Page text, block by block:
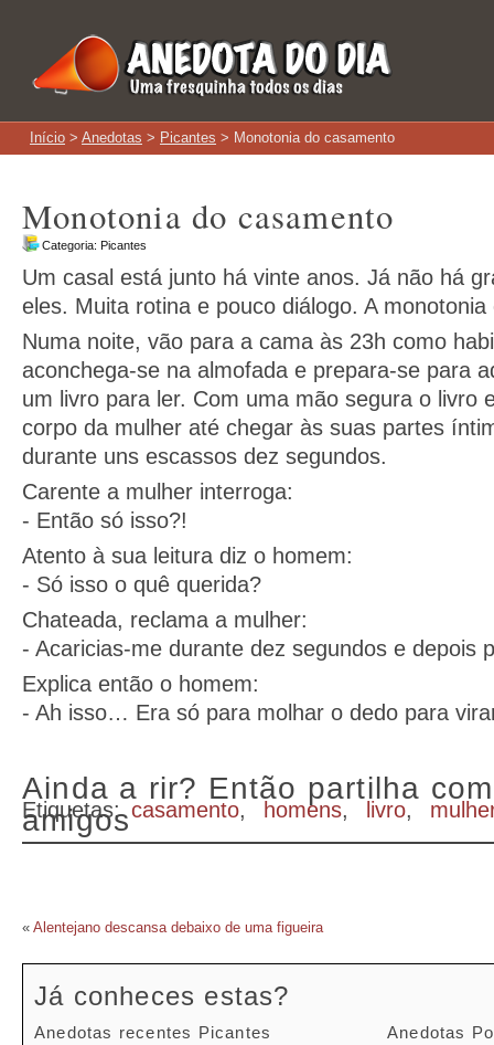
Início > Anedotas > Picantes > Monotonia do casamento
Monotonia do casamento
Categoria: Picantes
Um casal está junto há vinte anos. Já não há
eles. Muita rotina e pouco diálogo. A
Numa noite, vão para a cama às 23h como
aconchega-se na almofada e prepara-se para
um livro para ler. Com uma mão segura o livro
corpo da mulher até chegar às suas partes
durante uns escassos dez segundos.
Carente a mulher interroga:
- Então só isso?!
Atento à sua leitura diz o homem:
- Só isso o quê querida?
Chateada, reclama a mulher:
- Acaricias-me durante dez segundos e depois
Explica então o homem:
- Ah isso… Era só para molhar o dedo para
Ainda a rir? Então partilha
amigos
Etiquetas: casamento, homens, livro,
« Alentejano descansa debaixo de uma figueira
Já conheces estas?
Anedotas recentes Picantes Anedotas